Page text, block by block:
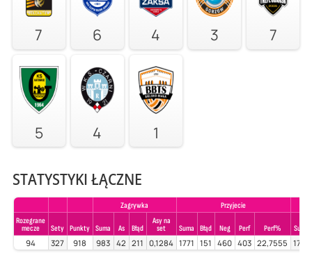
7 6 4 3 7
5 4 1
STATYSTYKI ŁĄCZNE
Zagrywka
Przyjecie
Rozegrane
mecze
Sety Punkty Suma As Błąd
Asy na
set
Suma Błąd Neg Perf Perf% Suma
94 327 918 983 42 211 0,1284 1771 151 460 403 22,7555 1718